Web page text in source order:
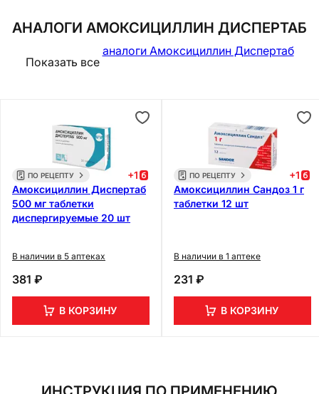
АНАЛОГИ АМОКСИЦИЛЛИН ДИСПЕРТАБ
Показать все
аналоги Амоксициллин Диспертаб
ПО РЕЦЕПТУ +1
Амоксициллин Диспертаб
500 мг таблетки
диспергируемые 20 шт
В наличии в 5 аптеках
381 ₽
В КОРЗИНУ
ПО РЕЦЕПТУ +1
Амоксициллин Сандоз 1 г
таблетки 12 шт
В наличии в 1 аптеке
231 ₽
В КОРЗИНУ